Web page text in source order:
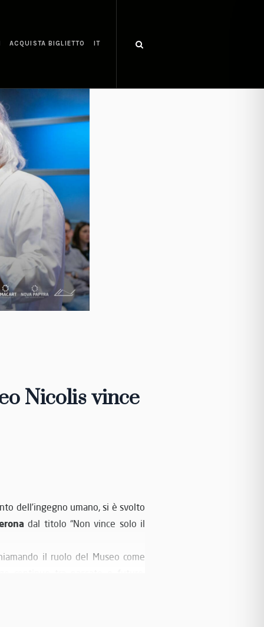
ACQUISTA BIGLIETTO IT
Nicolis vince
dell’ingegno umano, si è svolto
dal titolo “Non vince solo il
il ruolo del Museo come